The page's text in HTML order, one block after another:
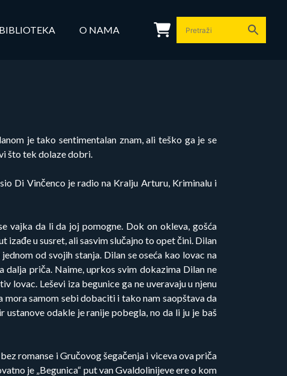
O NAMA
je tako sentimentalan znam, ali teško ga je se
što tek dolaze dobri.
Di Vinčenco je radio na Kralju Arturu, Kriminalu i
vajka da li da joj pomogne. Dok on okleva, gošća
u susret, ali sasvim slučajno to opet čini. Dilan
od svojih stanja. Dilan se oseća kao lovac na
priča. Naime, uprkos svim dokazima Dilan ne
lovac. Leševi iza begunice ga ne uveravaju u njenu
samom sebi dobaciti i tako nam saopštava da
odakle je ranije pobegla, no da li ju je baš
romanse i Gručovog šegačenja i viceva ova priča
je „Begunica“ put van Gvaldolinijeve ere o kom